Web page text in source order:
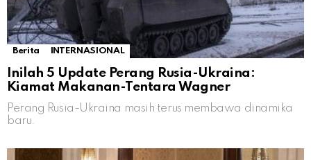
Berita INTERNASIONAL
Inilah 5 Update Perang Rusia-Ukraina:
Kiamat Makanan-Tentara Wagner
Perang Rusia-Ukraina masih terus membawa dinamika
baru.